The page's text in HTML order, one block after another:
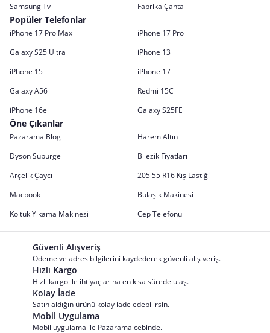
Samsung Tv
Fabrika Çanta
Popüler Telefonlar
iPhone 17 Pro Max
iPhone 17 Pro
Galaxy S25 Ultra
iPhone 13
iPhone 15
iPhone 17
Galaxy A56
Redmi 15C
iPhone 16e
Galaxy S25FE
Öne Çıkanlar
Pazarama Blog
Harem Altın
Dyson Süpürge
Bilezik Fiyatları
Arçelik Çaycı
205 55 R16 Kış Lastiği
Macbook
Bulaşık Makinesi
Koltuk Yıkama Makinesi
Cep Telefonu
Güvenli Alışveriş
Ödeme ve adres bilgilerini kaydederek güvenli alış veriş.
Hızlı Kargo
Hızlı kargo ile ihtiyaçlarına en kısa sürede ulaş.
Kolay İade
Satın aldığın ürünü kolay iade edebilirsin.
Mobil Uygulama
Mobil uygulama ile Pazarama cebinde.